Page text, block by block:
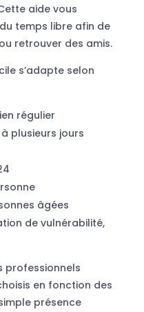
aide vous
temps libre afin de
retrouver des amis.
s’adapte selon
régulier
plusieurs jours
âgées
de vulnérabilité,
professionnels
en fonction des
présence